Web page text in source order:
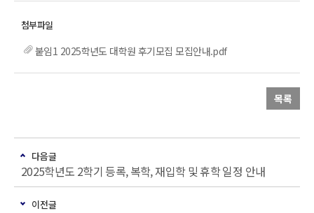
붙임1 2025학년도 대학원 후기모집 모집안내.pdf
목록
다음글
2025학년도 2학기 등록, 복학, 재입학 및 휴학 일정 안내
이전글